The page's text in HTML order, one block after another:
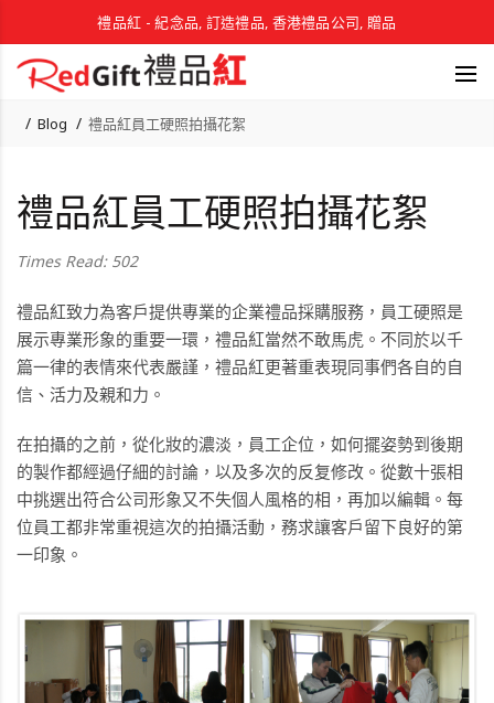
禮品紅 - 紀念品, 訂造禮品, 香港禮品公司, 贈品
Blog 禮品紅員工硬照拍攝花絮
禮品紅員工硬照拍攝花絮
Times Read: 502
禮品紅致力為客戶提供專業的企業禮品採購服務，員工硬照是
展示專業形象的重要一環，禮品紅當然不敢馬虎。不同於以千
篇一律的表情來代表嚴謹，禮品紅更著重表現同事們各自的自
信、活力及親和力。
在拍攝的之前，從化妝的濃淡，員工企位，如何擺姿勢到後期
的製作都經過仔細的討論，以及多次的反复修改。從數十張相
中挑選出符合公司形象又不失個人風格的相，再加以編輯。每
位員工都非常重視這次的拍攝活動，務求讓客戶留下良好的第
一印象。